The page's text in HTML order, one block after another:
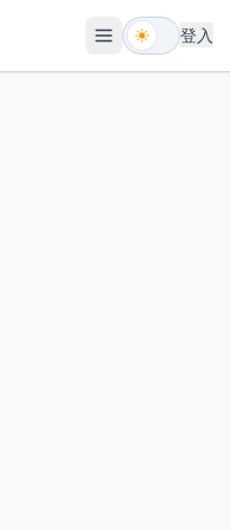
開啟選單
登入